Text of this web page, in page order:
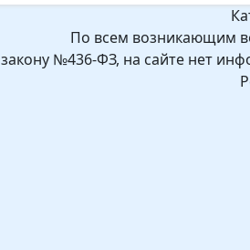
По всем возникающим
№436-ФЗ, на сайте нет